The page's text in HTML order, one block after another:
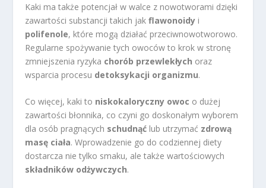
Kaki ma także potencjał w walce z nowotworami dzięki
zawartości substancji takich jakflawonoidy i
polifenole, które mogą działać przeciwnowotworowo.
Regularne spożywanie tych owoców to krok w stronę
zmniejszenia ryzyka chorób przewlekłych oraz
wsparcia procesu detoksykacji organizmu.
Co więcej, kaki to niskokaloryczny owoc o dużej
zawartości błonnika, co czyni go doskonałym wyborem
dla osób pragnących schudnąć lub utrzymać zdrową
masę ciała. Wprowadzenie go do codziennej diety
dostarcza nie tylko smaku, ale także wartościowych
składników odżywczych.